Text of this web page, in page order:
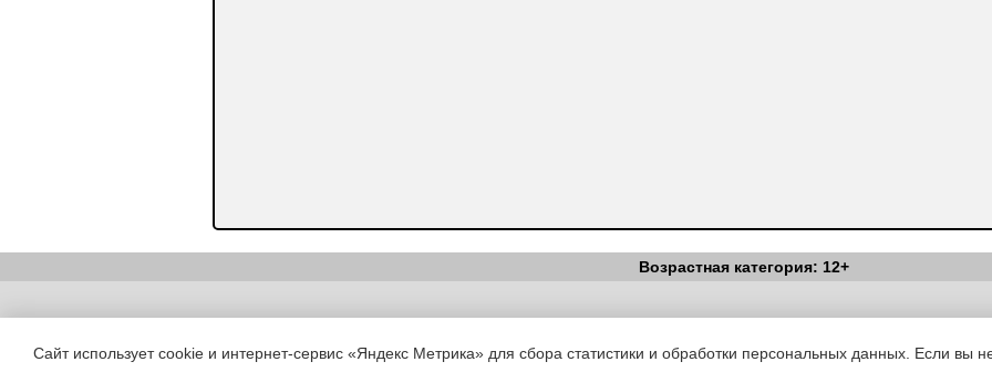
Возрастная категория: 12+
Copyright (c) |Вестник Педагога|Об издании|Условия|Политика
Сайт использует cookie и интернет-сервис «Яндекс Метрика» для сбора статистики и обработки персональных данных. Если вы